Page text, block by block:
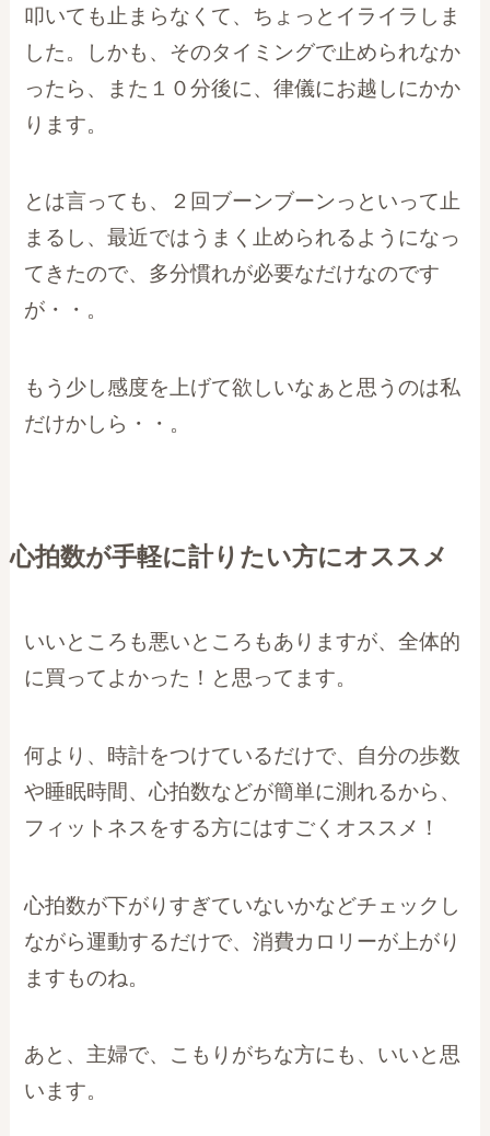
叩いても止まらなくて、ちょっとイライラしま
した。しかも、そのタイミングで止められなか
ったら、また１０分後に、律儀にお越しにかか
ります。
とは言っても、２回ブーンブーンっといって止
まるし、最近ではうまく止められるようになっ
てきたので、多分慣れが必要なだけなのです
が・・。
もう少し感度を上げて欲しいなぁと思うのは私
だけかしら・・。
心拍数が手軽に計りたい方にオススメ
いいところも悪いところもありますが、全体的
に買ってよかった！と思ってます。
何より、時計をつけているだけで、自分の歩数
や睡眠時間、心拍数などが簡単に測れるから、
フィットネスをする方にはすごくオススメ！
心拍数が下がりすぎていないかなどチェックし
ながら運動するだけで、消費カロリーが上がり
ますものね。
あと、主婦で、こもりがちな方にも、いいと思
います。